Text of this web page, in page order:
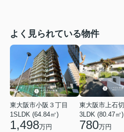
よく見られている物件
東大阪市小阪３丁目
1SLDK (64.84㎡)
1,498万円
3LDK (80.47㎡)
780万円